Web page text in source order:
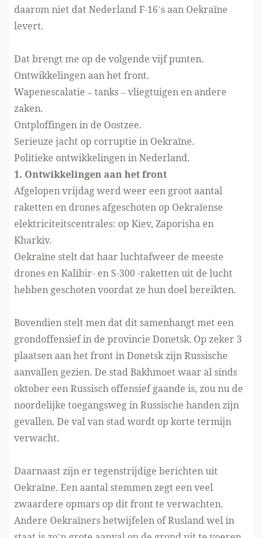
daarom niet dat Nederland F-16’s aan Oekraïne
levert.
Dat brengt me op de volgende vijf punten.
Ontwikkelingen aan het front.
Wapenescalatie – tanks – vliegtuigen en andere
zaken.
Ontploffingen in de Oostzee.
Serieuze jacht op corruptie in Oekraïne.
Politieke ontwikkelingen in Nederland.
1. Ontwikkelingen aan het front
Afgelopen vrijdag werd weer een groot aantal
raketten en drones afgeschoten op Oekraïense
elektriciteitscentrales: op Kiev, Zaporisha en
Kharkiv.
Oekraïne stelt dat haar luchtafweer de meeste
drones en Kalibir- en S-300 -raketten uit de lucht
hebben geschoten voordat ze hun doel bereikten.
Bovendien stelt men dat dit samenhangt met een
grondoffensief in de provincie Donetsk. Op zeker 3
plaatsen aan het front in Donetsk zijn Russische
aanvallen gezien. De stad Bakhmoet waar al sinds
oktober een Russisch offensief gaande is, zou nu de
noordelijke toegangsweg in Russische handen zijn
gevallen. De val van stad wordt op korte termijn
verwacht.
Daarnaast zijn er tegenstrijdige berichten uit
Oekraïne. Een aantal stemmen zegt een veel
zwaardere opmars op dit front te verwachten.
Andere Oekraïners betwijfelen of Rusland wel in